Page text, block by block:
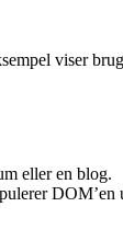
viser
eller en blog.